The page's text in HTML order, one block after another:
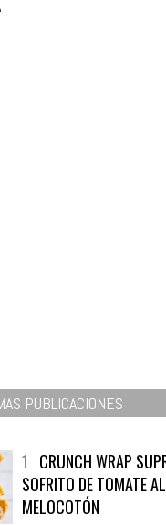
1CRUNCH WRAP
SOFRITO DE TOMATE AL